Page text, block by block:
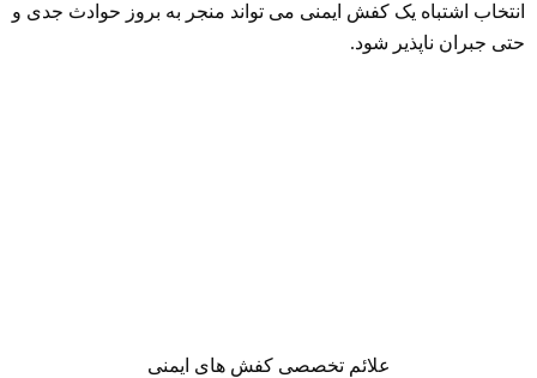
انتخاب اشتباه یک کفش ایمنی می تواند منجر به بروز حوادث جدی و
حتی جبران ناپذیر شود.
علائم تخصصی کفش های ایمنی